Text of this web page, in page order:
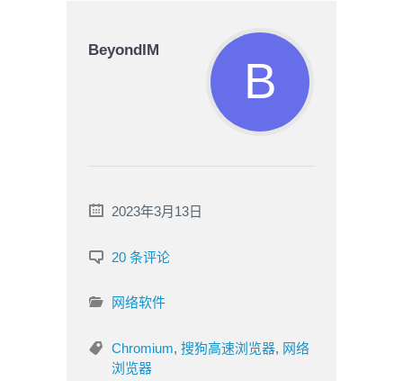
BeyondIM
2023年3月13日
20 条评论
网络软件
Chromium, 搜狗高速浏览器, 网络
浏览器